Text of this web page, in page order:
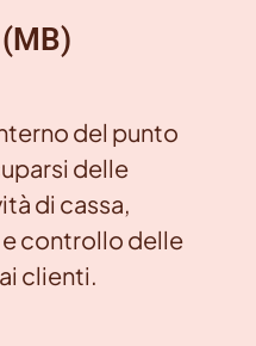
del punto
delle
di cassa,
controllo delle
clienti.